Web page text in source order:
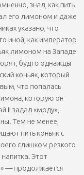
знал, как пить
его лимоном и даже
указано, что
иной, как император
лимоном на Западе
будто однажды
коньяк, который
что попалась
которую он
II задал «моду»,
Тем не менее,
пить коньяк с
слишком резкого
напитка. Этот
— продолжается